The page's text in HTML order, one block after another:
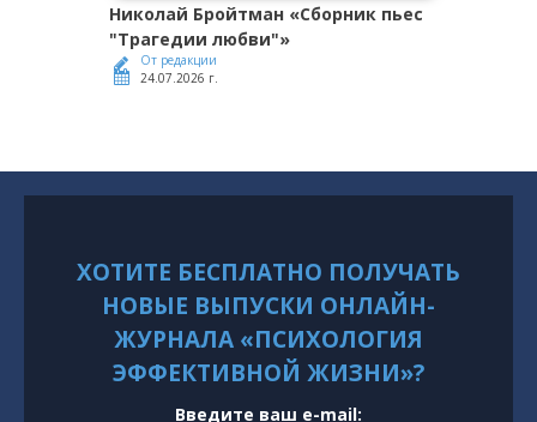
Николай Бройтман «Сборник пьес
"Трагедии любви"»
От редакции
24.07.2026 г.
ХОТИТЕ БЕСПЛАТНО ПОЛУЧАТЬ
НОВЫЕ ВЫПУСКИ ОНЛАЙН-
ЖУРНАЛА «ПСИХОЛОГИЯ
ЭФФЕКТИВНОЙ ЖИЗНИ»?
Введите ваш e-mail: